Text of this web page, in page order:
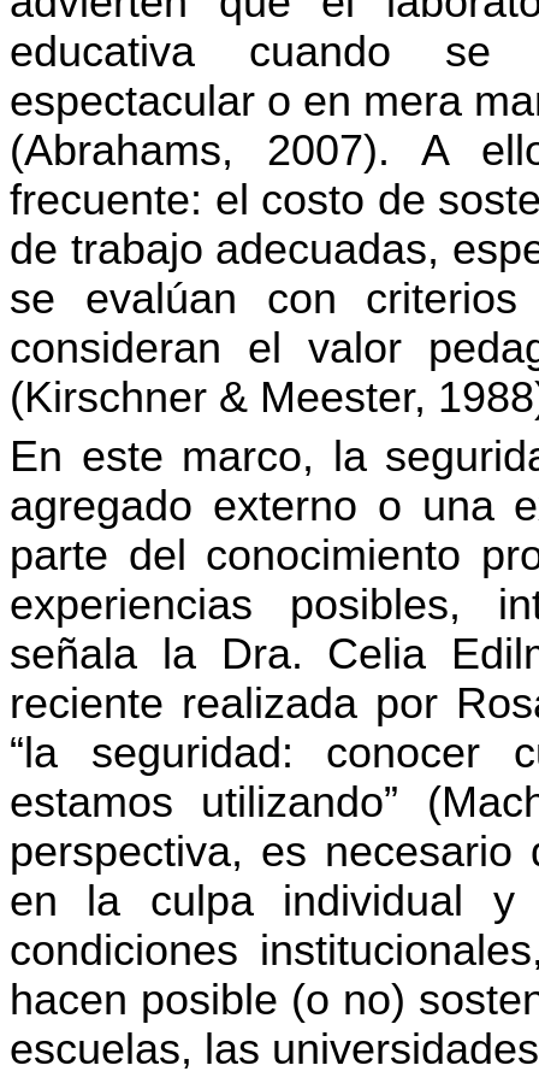
educativa cuando se
espectacular o en mera
(Abrahams, 2007). A
frecuente: el costo de
de trabajo adecuadas,
se evalúan con
consideran el valor
(Kirschner & Meester,
En este marco, la
agregado externo o una
parte del conocimiento
experiencias posibles,
señala la Dra. Celia
reciente realizada por
“la seguridad: conocer
estamos utilizando”
perspectiva, es
en la culpa individual y
condiciones
hacen posible (o no)
escuelas, las